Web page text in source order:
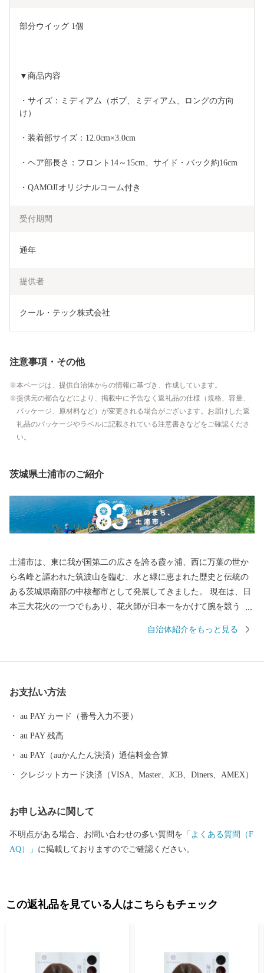
部分ウイッグ 1個
▼商品内容
・サイズ：ミディアム（ボブ、ミディアム、ロングの方向
け）
・装着部サイズ：12.0cm×3.0cm
・ヘア部長さ：フロント14～15cm、サイド・バック約16cm
・QAMOJIオリジナルコーム付き
受付期間
通年
提供者
クール・テック株式会社
注意事項・その他
本ページは、提供自治体からの情報に基づき、作成しています。
提供元の都合などにより、掲載中に予告なく返礼品の仕様（規格、容量、
パッケージ、原材料など）が変更される場合がございます。お届けした返
礼品のパッケージやラベルに記載されている注意書きなどをご確認くださ
い。
茨城県土浦市のご紹介
土浦市は、東に我が国第二の広さを誇る霞ヶ浦、西に万葉の世か
ら名峰と謳われた筑波山を臨む、水と緑に恵まれた歴史と伝統の
ある茨城県南部の中核都市として発展してきました。 現在は、日
本三大花火の一つでもあり、花火師が日本一をかけて腕を競う
た「かすみがうらマラソン兼国際盲人マラソン」、全国各地のご
自治体紹介をもっと見る
お支払い方法
au PAY カード（番号入力不要）
au PAY 残高
au PAY（auかんたん決済）通信料金合算
クレジットカード決済（VISA、Master、JCB、Diners、AMEX）
お申し込みに関して
不明点がある場合、お問い合わせの多い質問を 「よくある質問（F
AQ）」 に掲載しておりますのでご確認ください。
この返礼品を見ている人はこちらもチェック